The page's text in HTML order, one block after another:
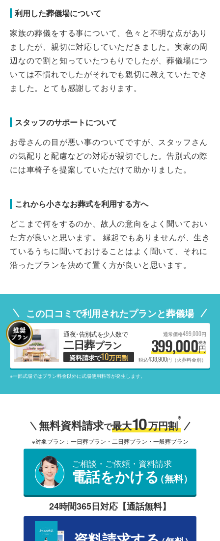
利用した葬儀場について
家族の葬儀をする事について、色々と不明な点があり
ましたが、親切に対応していただきました。実家の周
辺なので割と知っていたつもりでしたが、葬儀場につ
いては不慣れでしたがそれでも親切に教えていたでき
ました。とても感謝しております。
スタッフのサポートについて
お母さんの目が悪い事のついてですが、スタッフさん
の気配りと配慮などの対応が親切でした。告別式の際
には車椅子を提案していただけて助かりました。
これから小さなお葬式を利用する方へ
どこまで何をするのか、故人の意向をよく聞いておい
た方が良いと思います。 縁起でもありませんが、生き
ているうちに聞いておけることはよく聞いて、それに
沿ったプランを決めて置く方が良いと思います。
この口コミで利用されたプランと葬儀場
通夜･告別式を少人数で
二日葬プラン
資料請求で10万円割
通常価格499,000円
399,000円
税抜
税込438,900円（火葬料金別）
※一部式場ではプラン料金以外に式場使用料等が発生します。
無料資料請求で最大10万円割
※
※対象プラン：一日葬プラン・二日葬プラン・一般葬プラン
ご相談・ご依頼・資料請求
電話をかける（無料）
24時間365日対応【通話無料】